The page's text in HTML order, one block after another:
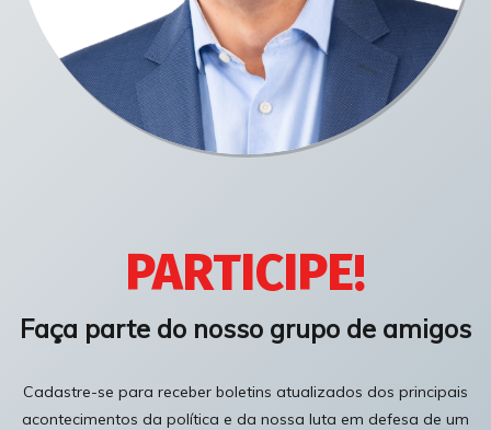
PARTICIPE!
Faça parte do nosso grupo de amigos
Cadastre-se para receber boletins atualizados dos principais
acontecimentos da política e da nossa luta em defesa de um